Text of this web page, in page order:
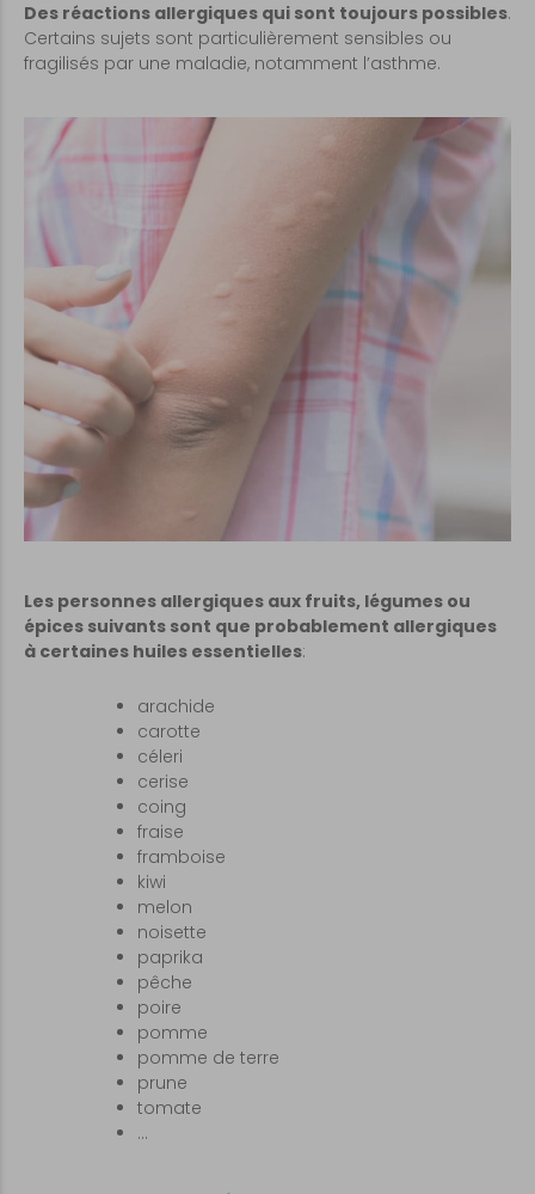
Des réactions allergiques qui sont toujours possibles.
Certains sujets sont particulièrement sensibles ou
fragilisés par une maladie, notamment l’asthme.
Les personnes allergiques aux fruits, légumes ou
épices suivants sont que probablement allergiques
à certaines huiles essentielles:
arachide
carotte
céleri
cerise
coing
fraise
framboise
kiwi
melon
noisette
paprika
pêche
poire
pomme
pomme de terre
prune
tomate
…